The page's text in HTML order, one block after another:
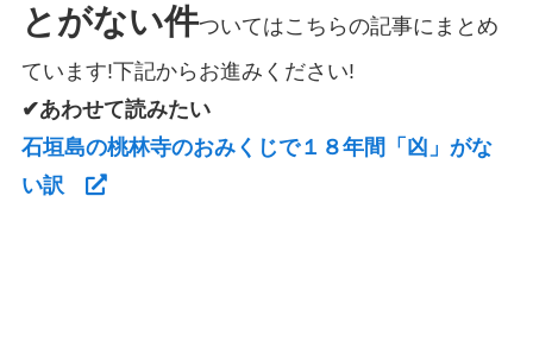
とがない件ついてはこちらの記事にまとめ
ています!下記からお進みください!
✔あわせて読みたい
石垣島の桃林寺のおみくじで１８年間「凶」がな
い訳